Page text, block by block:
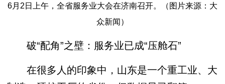
6月2日上午，全省服务业大会在济南召开。（图片来源：大
众新闻）
破“配角”之壁：服务业已成“压舱石”
在很多人的印象中，山东是一个重工业、大